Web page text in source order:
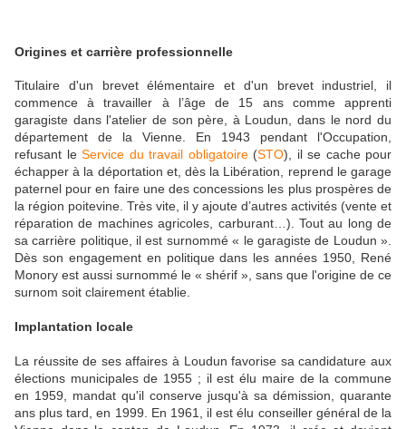
Origines et carrière professionnelle
Titulaire d'un brevet élémentaire et d'un brevet industriel, il
commence à travailler à l’âge de 15 ans comme apprenti
garagiste dans l'atelier de son père, à Loudun, dans le nord du
département de la Vienne. En 1943 pendant l'Occupation,
refusant le Service du travail obligatoire(STO), il se cache pour
échapper à la déportation et, dès la Libération, reprend le garage
paternel pour en faire une des concessions les plus prospères de
la région poitevine. Très vite, il y ajoute d’autres activités (vente et
réparation de machines agricoles, carburant…). Tout au long de
sa carrière politique, il est surnommé « le garagiste de Loudun ».
Dès son engagement en politique dans les années 1950, René
Monory est aussi surnommé le « shérif », sans que l'origine de ce
surnom soit clairement établie.
Implantation locale
La réussite de ses affaires à Loudun favorise sa candidature aux
élections municipales de 1955 ; il est élu maire de la commune
en 1959, mandat qu'il conserve jusqu'à sa démission, quarante
ans plus tard, en 1999. En 1961, il est élu conseiller général de la